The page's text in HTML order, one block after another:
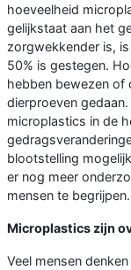
hoeveelheid
gelijkstaat aan het
zorgwekkender is,
50% is gestegen.
hebben bewezen of
dierproeven
microplastics in de
blootstelling
er nog meer
mensen te begrijpen.
Microplastics zijn
Veel mensen